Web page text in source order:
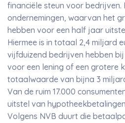
financiële steun voor bedrijven.
ondernemingen, waarvan het
hebben voor een half jaar
Hiermee is in totaal 2,4 miljard
vijfduizend bedrijven hebben
voor een lening of een grotere
totaalwaarde van bijna 3
Van de ruim 17.000
uitstel van
Volgens NVB duurt die